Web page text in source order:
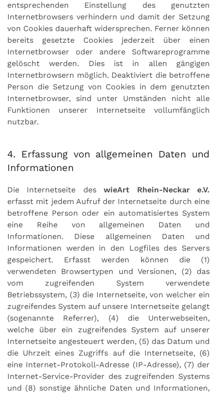
entsprechenden Einstellung des genutzten
Internetbrowsers verhindern und damit der Setzung
von Cookies dauerhaft widersprechen. Ferner können
bereits gesetzte Cookies jederzeit über einen
Internetbrowser oder andere Softwareprogramme
gelöscht werden. Dies ist in allen gängigen
Internetbrowsern möglich. Deaktiviert die betroffene
Person die Setzung von Cookies in dem genutzten
Internetbrowser, sind unter Umständen nicht alle
Funktionen unserer Internetseite vollumfänglich
nutzbar.
4. Erfassung von allgemeinen Daten und
Informationen
Die Internetseite deswieArt Rhein-Neckar e.V.
erfasst mit jedem Aufruf der Internetseite durch eine
betroffene Person oder ein automatisiertes System
eine Reihe von allgemeinen Daten und
Informationen. Diese allgemeinen Daten und
Informationen werden in den Logfiles des Servers
gespeichert. Erfasst werden können die (1)
verwendeten Browsertypen und Versionen, (2) das
vom zugreifenden System verwendete
Betriebssystem, (3) die Internetseite, von welcher ein
zugreifendes System auf unsere Internetseite gelangt
(sogenannte Referrer), (4) die Unterwebseiten,
welche über ein zugreifendes System auf unserer
Internetseite angesteuert werden, (5) das Datum und
die Uhrzeit eines Zugriffs auf die Internetseite, (6)
eine Internet-Protokoll-Adresse (IP-Adresse), (7) der
Internet-Service-Provider des zugreifenden Systems
und (8) sonstige ähnliche Daten und Informationen,